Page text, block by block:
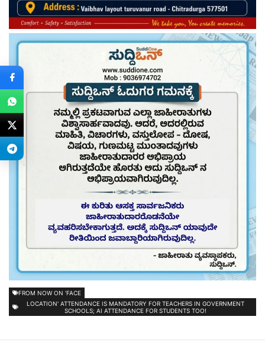
FROM NOW ON 'FACE
LOCATION' ATTENDANCE IS MANDATORY FOR TEACHERS IN GOVERNMENT
SCHOOLS; AI ATTENDANCE FOR STUDENTS TOO!